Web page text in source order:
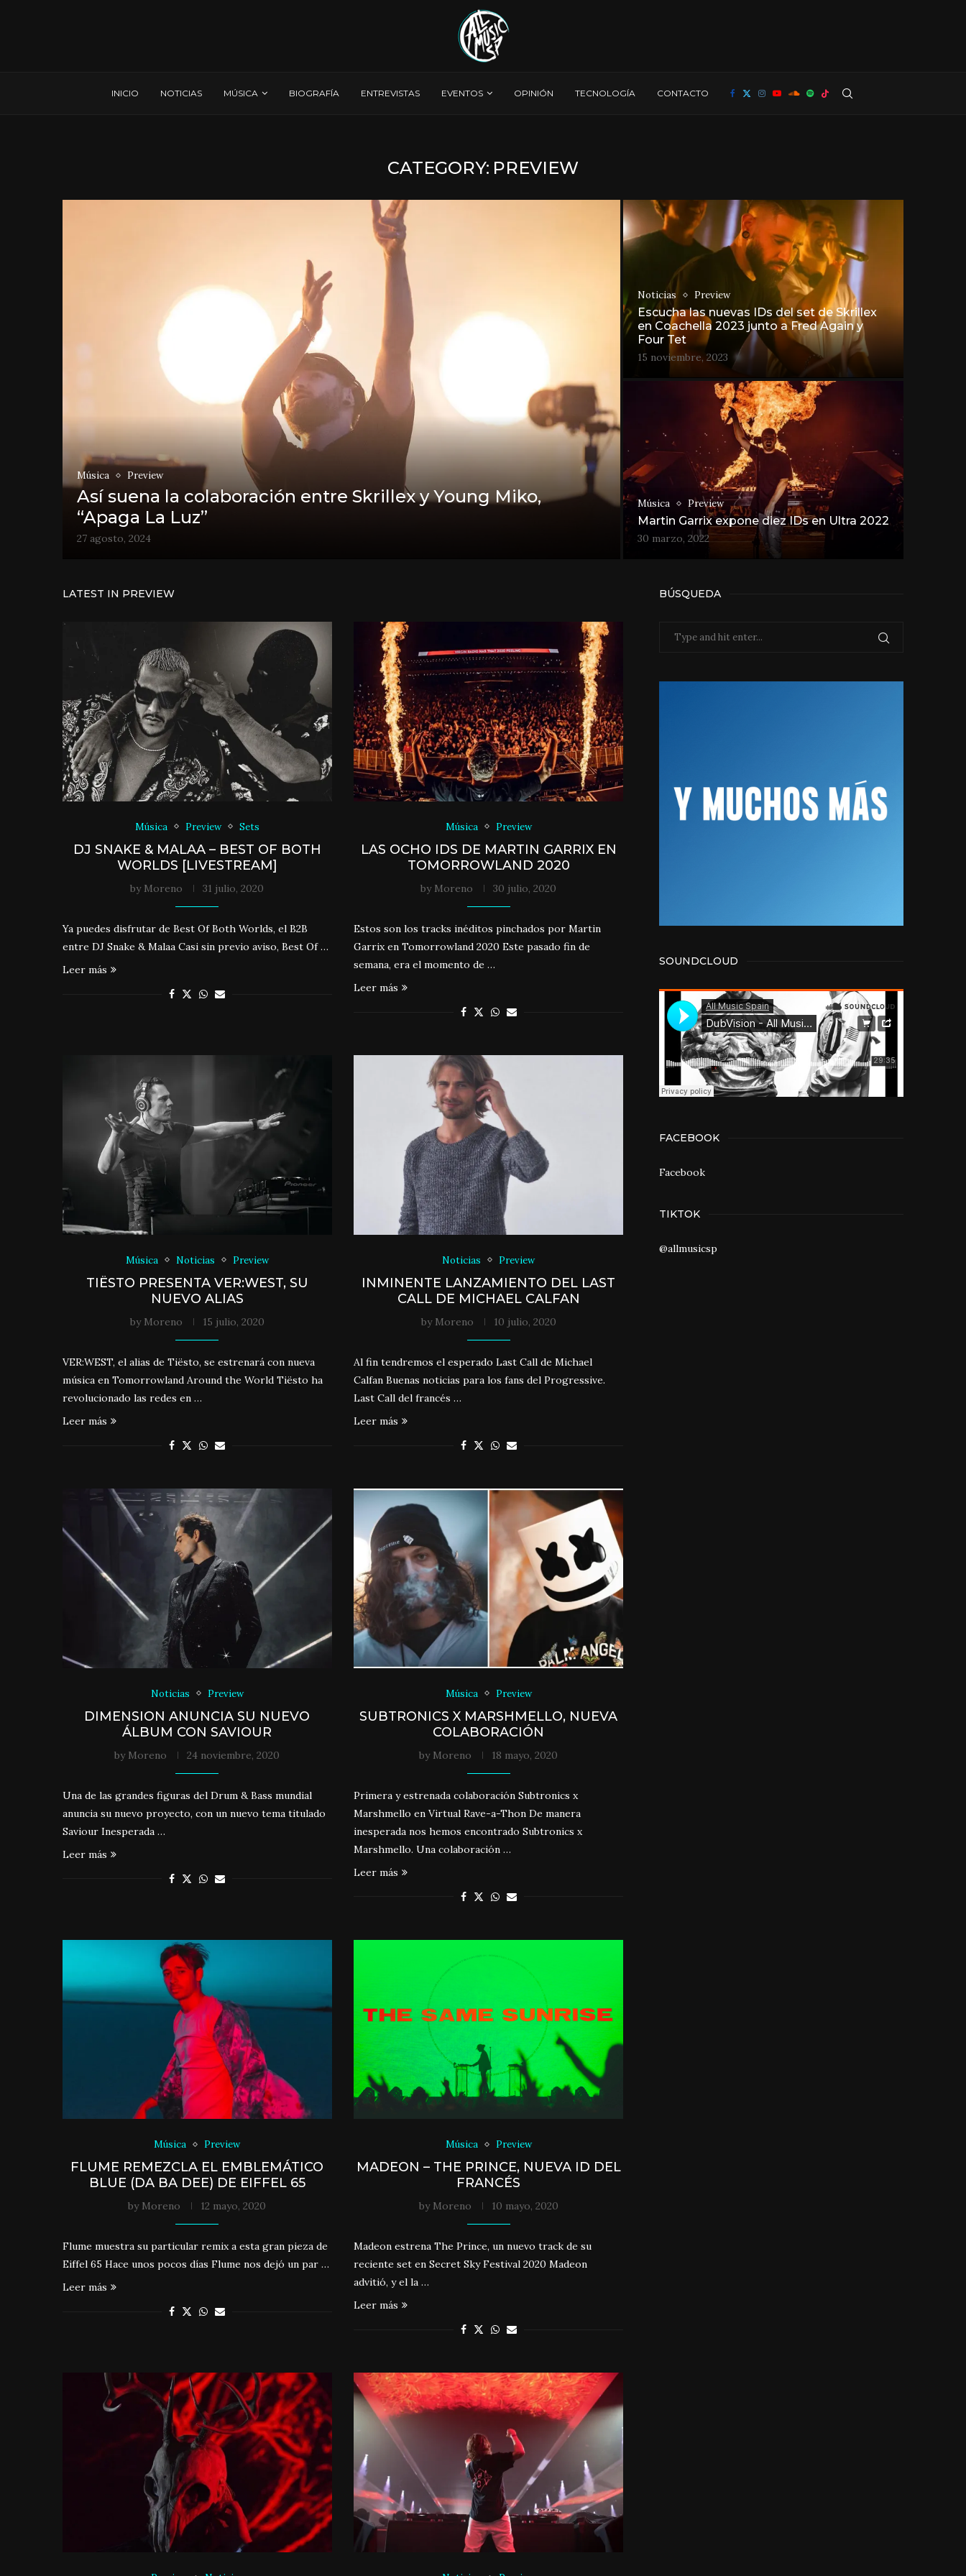
INICIO NOTICIAS MÚSICA BIOGRAFÍA ENTREVISTAS EVENTOS OPINIÓN TECNOLOGÍA CONTACTO
CATEGORY: PREVIEW
Música Preview
Así suena la colaboración entre Skrillex y Young Miko,
“Apaga La Luz”
27 agosto, 2024
Noticias Preview
Escucha las nuevas IDs del set de Skrillex
en Coachella 2023 junto a Fred Again y
Four Tet
15 noviembre, 2023
Música Preview
Martin Garrix expone diez IDs en Ultra 2022
30 marzo, 2022
LATEST IN PREVIEW
Música Preview Sets
DJ SNAKE & MALAA – BEST OF BOTH
WORLDS [LIVESTREAM]
by Moreno 31 julio, 2020
Ya puedes disfrutar de Best Of Both Worlds, el B2B
entre DJ Snake & Malaa Casi sin previo aviso, Best Of …
Leer más
Música Preview
LAS OCHO IDS DE MARTIN GARRIX EN
TOMORROWLAND 2020
by Moreno 30 julio, 2020
Estos son los tracks inéditos pinchados por Martin
Garrix en Tomorrowland 2020 Este pasado fin de
semana, era el momento de …
Leer más
Música Noticias Preview
TIËSTO PRESENTA VER:WEST, SU
NUEVO ALIAS
by Moreno 15 julio, 2020
VER:WEST, el alias de Tiësto, se estrenará con nueva
música en Tomorrowland Around the World Tiësto ha
revolucionado las redes en …
Leer más
Noticias Preview
INMINENTE LANZAMIENTO DEL LAST
CALL DE MICHAEL CALFAN
by Moreno 10 julio, 2020
Al fin tendremos el esperado Last Call de Michael
Calfan Buenas noticias para los fans del Progressive.
Last Call del francés …
Leer más
Noticias Preview
DIMENSION ANUNCIA SU NUEVO
ÁLBUM CON SAVIOUR
by Moreno 24 noviembre, 2020
Una de las grandes figuras del Drum & Bass mundial
anuncia su nuevo proyecto, con un nuevo tema titulado
Saviour Inesperada …
Leer más
Música Preview
SUBTRONICS X MARSHMELLO, NUEVA
COLABORACIÓN
by Moreno 18 mayo, 2020
Primera y estrenada colaboración Subtronics x
Marshmello en Virtual Rave-a-Thon De manera
inesperada nos hemos encontrado Subtronics x
Marshmello. Una colaboración …
Leer más
Música Preview
FLUME REMEZCLA EL EMBLEMÁTICO
BLUE (DA BA DEE) DE EIFFEL 65
by Moreno 12 mayo, 2020
Flume muestra su particular remix a esta gran pieza de
Eiffel 65 Hace unos pocos días Flume nos dejó un par …
Leer más
Música Preview
MADEON – THE PRINCE, NUEVA ID DEL
FRANCÉS
by Moreno 10 mayo, 2020
Madeon estrena The Prince, un nuevo track de su
reciente set en Secret Sky Festival 2020 Madeon
advitió, y el la …
Leer más
BÚSQUEDA
SOUNDCLOUD
FACEBOOK
Facebook
TIKTOK
@allmusicsp